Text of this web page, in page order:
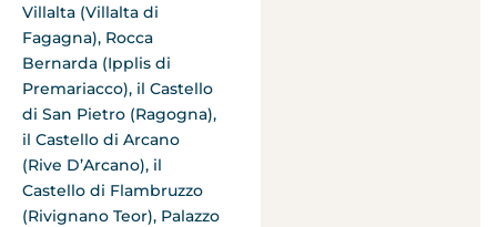
Villalta (Villalta di
Fagagna), Rocca
Bernarda (Ipplis di
Premariacco), il Castello
di San Pietro (Ragogna),
il Castello di Arcano
(Rive D’Arcano), il
Castello di Flambruzzo
(Rivignano Teor), Palazzo